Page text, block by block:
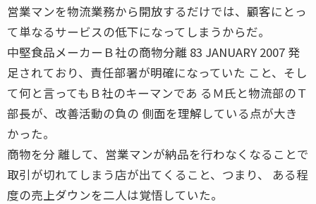
営業マンを物流業務から開放するだけでは、顧客にとっ
て単なるサービスの低下になってしまうからだ。
中堅食品メーカーＢ社の商物分離 83 JANUARY 2007 発
足されており、責任部署が明確になっていた こと、そし
て何と言ってもＢ社のキーマンであ るＭ氏と物流部のＴ
部長が、改善活動の負の 側面を理解している点が大き
かった。
商物を分 離して、営業マンが納品を行わなくなることで
取引が切れてしまう店が出てくること、つまり、 ある程
度の売上ダウンを二人は覚悟していた。